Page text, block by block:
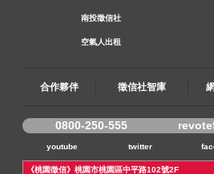
南投徵信社
空氣人出租
合作夥伴 徵信社智庫
0800-250-555
youtube twitter
《桃園徵信》桃園市桃園區中平路102號2F